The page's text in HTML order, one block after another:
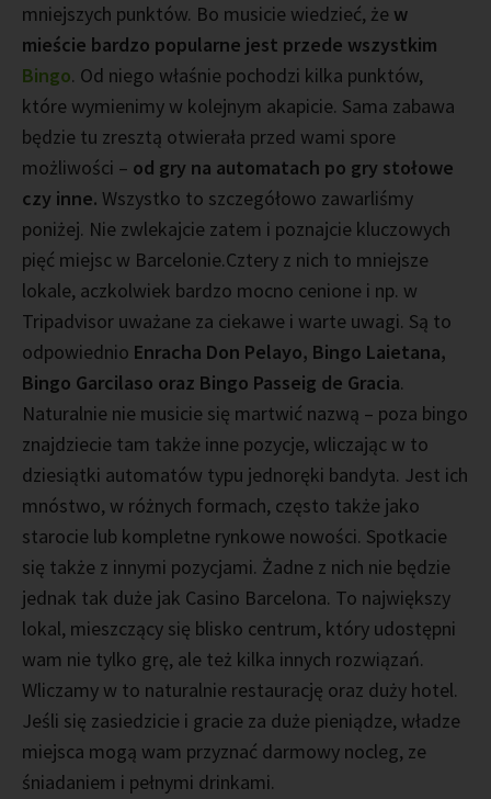
mniejszych punktów. Bo musicie wiedzieć, że w
mieście bardzo popularne jest przede wszystkim
Bingo. Od niego właśnie pochodzi kilka punktów,
które wymienimy w kolejnym akapicie. Sama zabawa
będzie tu zresztą otwierała przed wami spore
możliwości – od gry na automatach po gry stołowe
czy inne. Wszystko to szczegółowo zawarliśmy
poniżej. Nie zwlekajcie zatem i poznajcie kluczowych
pięć miejsc w Barcelonie.Cztery z nich to mniejsze
lokale, aczkolwiek bardzo mocno cenione i np. w
Tripadvisor uważane za ciekawe i warte uwagi. Są to
odpowiednio Enracha Don Pelayo, Bingo Laietana,
Bingo Garcilaso oraz Bingo Passeig de Gracia.
Naturalnie nie musicie się martwić nazwą – poza bingo
znajdziecie tam także inne pozycje, wliczając w to
dziesiątki automatów typu jednoręki bandyta. Jest ich
mnóstwo, w różnych formach, często także jako
starocie lub kompletne rynkowe nowości. Spotkacie
się także z innymi pozycjami. Żadne z nich nie będzie
jednak tak duże jak Casino Barcelona. To największy
lokal, mieszczący się blisko centrum, który udostępni
wam nie tylko grę, ale też kilka innych rozwiązań.
Wliczamy w to naturalnie restaurację oraz duży hotel.
Jeśli się zasiedzicie i gracie za duże pieniądze, władze
miejsca mogą wam przyznać darmowy nocleg, ze
śniadaniem i pełnymi drinkami.